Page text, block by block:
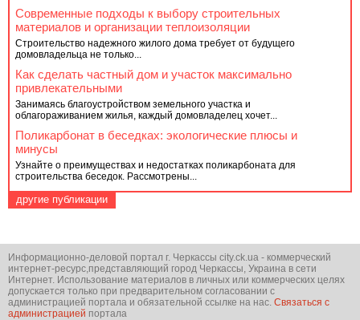
Современные подходы к выбору строительных
материалов и организации теплоизоляции
Строительство надежного жилого дома требует от будущего
домовладельца не только...
Как сделать частный дом и участок максимально
привлекательными
Занимаясь благоустройством земельного участка и
облагораживанием жилья, каждый домовладелец хочет...
Поликарбонат в беседках: экологические плюсы и
минусы
Узнайте о преимуществах и недостатках поликарбоната для
строительства беседок. Рассмотрены...
другие публикации
Информационно-деловой портал г. Черкассы city.ck.ua - коммерческий
интернет-ресурс,представляющий город Черкассы, Украина в сети
Интернет. Использование материалов в личных или коммерческих целях
допускается только при предварительном согласовании с
администрацией портала и обязательной ссылке на нас. Связаться с
администрацией портала